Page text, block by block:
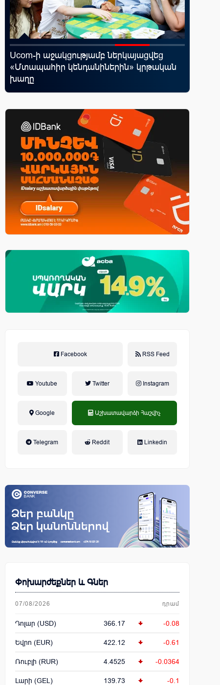
Ucom-ի աջակցությամբ ներկայացվեց
«Մտապահիր կենդանիներին» կրթական
խաղը
Facebook RSS Feed
Youtube Twitter Instagram
Google Աշխատավարձի Հաշվիչ
Telegram Reddit Linkedin
Փոխարժեքներ և Գներ
07/08/2026 դրամ
Դոլար (USD) 366.17 -0.08
Եվրո (EUR) 422.12 -0.61
Ռուբլի (RUR) 4.4525 -0.0364
Լարի (GEL) 139.73 -0.1